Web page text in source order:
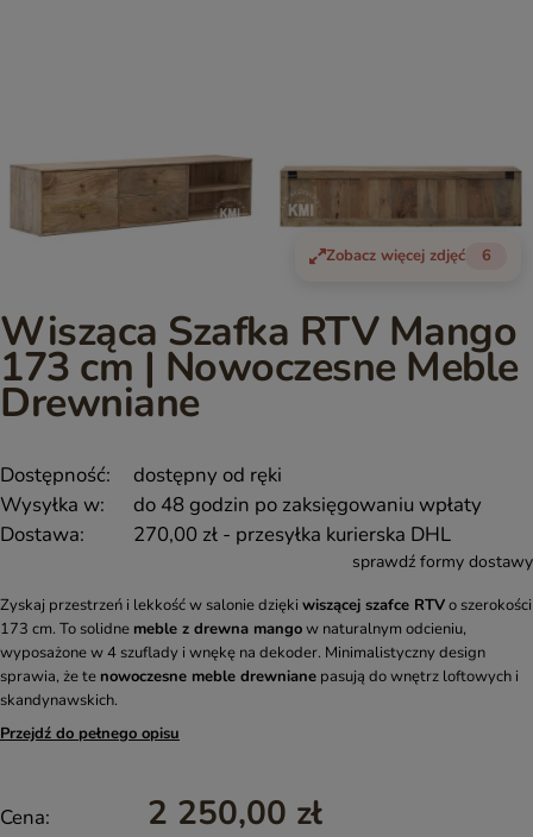
Zobacz więcej zdjęć 6
Wisząca Szafka RTV Mango
173 cm | Nowoczesne Meble
Drewniane
Dostępność:
dostępny od ręki
Wysyłka w:
do 48 godzin po zaksięgowaniu wpłaty
Dostawa:
270,00 zł - przesyłka kurierska DHL
sprawdź formy dostawy
Zyskaj przestrzeń i lekkość w salonie dzięki wiszącej szafce RTVo szerokości
173 cm. To solidne meble z drewna mangow naturalnym odcieniu,
wyposażone w 4 szuflady i wnękę na dekoder. Minimalistyczny design
sprawia, że te nowoczesne meble drewniane pasują do wnętrz loftowych i
skandynawskich.
Przejdź do pełnego opisu
Cena: 2 250,00 zł